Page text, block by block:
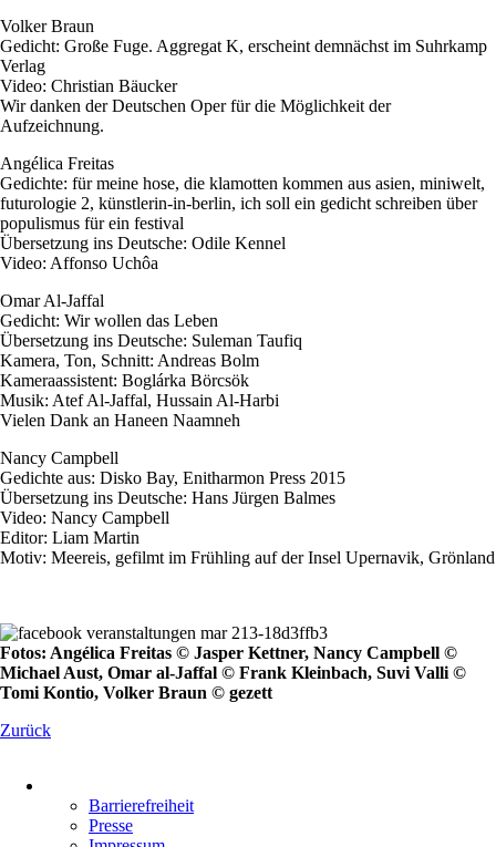
Volker Braun
Gedicht: Große Fuge. Aggregat K, erscheint demnächst im Suhrkamp
Verlag
Video: Christian Bäucker
Wir danken der Deutschen Oper für die Möglichkeit der
Aufzeichnung.
Angélica Freitas
Gedichte: für meine hose, die klamotten kommen aus asien, miniwelt,
futurologie 2, künstlerin-in-berlin, ich soll ein gedicht schreiben über
populismus für ein festival
Übersetzung ins Deutsche: Odile Kennel
Video: Affonso Uchôa
Omar Al-Jaffal
Gedicht: Wir wollen das Leben
Übersetzung ins Deutsche: Suleman Taufiq
Kamera, Ton, Schnitt: Andreas Bolm
Kameraassistent: Boglárka Börcsök
Musik: Atef Al-Jaffal, Hussain Al-Harbi
Vielen Dank an Haneen Naamneh
Nancy Campbell
Gedichte aus: Disko Bay, Enitharmon Press 2015
Übersetzung ins Deutsche: Hans Jürgen Balmes
Video: Nancy Campbell
Editor: Liam Martin
Motiv: Meereis, gefilmt im Frühling auf der Insel Upernavik, Grönland
Fotos: Angélica Freitas © Jasper Kettner, Nancy Campbell ©
Michael Aust, Omar al-Jaffal © Frank Kleinbach, Suvi Valli ©
Tomi Kontio, Volker Braun © gezett
Zurück
überspringen
Barrierefreiheit
Presse